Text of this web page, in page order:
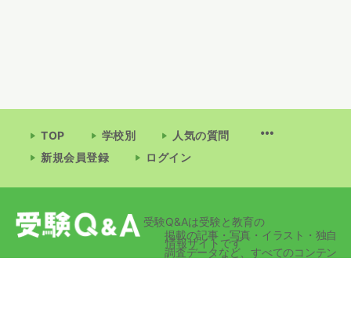
TOP 学校別
人気の質問
新規会員登録
ログイン
受験Q&Aは受験と教育の
情報サイトです
掲載の記事・写真・イラスト・独自
調査データなど、すべてのコンテン